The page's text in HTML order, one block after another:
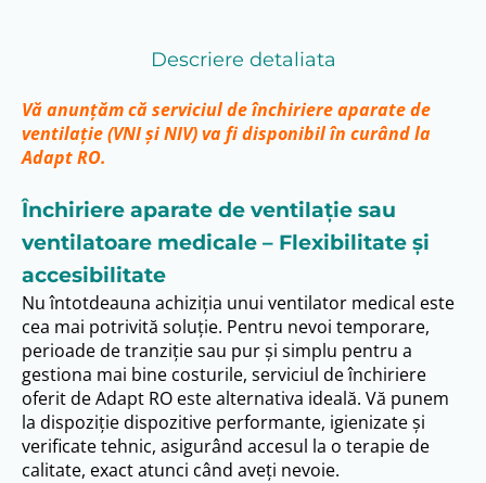
Descriere detaliata
Vă anunțăm că serviciul de închiriere aparate de
ventilație (VNI și NIV) va fi disponibil în curând la
Adapt RO.
Închiriere aparate de ventilație sau
ventilatoare medicale – Flexibilitate și
accesibilitate
Nu întotdeauna achiziția unui ventilator medical este
cea mai potrivită soluție. Pentru nevoi temporare,
perioade de tranziție sau pur și simplu pentru a
gestiona mai bine costurile, serviciul de închiriere
oferit de Adapt RO este alternativa ideală. Vă punem
la dispoziție dispozitive performante, igienizate și
verificate tehnic, asigurând accesul la o terapie de
calitate, exact atunci când aveți nevoie.